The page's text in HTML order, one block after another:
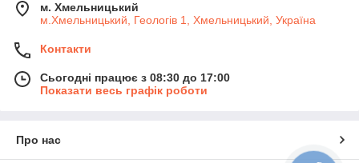
м. Хмельницький
м.Хмельницький, Геологів 1, Хмельницький, Україна
Контакти
Сьогодні працює з 08:30 до 17:00
Показати весь графік роботи
Про нас